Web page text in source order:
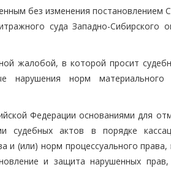
без изменения постановлением
суда Западно-Сибирского
жалобой, в которой просит
нарушения норм
Федерации основаниями для
судебных актов в порядке
и (или) норм процессуального права,
и защита нарушенных прав,